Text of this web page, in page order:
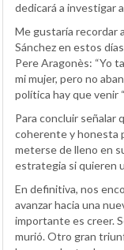
dedicará a investigar
Me gustaría recordar
Sánchez en estos
Pere Aragonès: “Yo
mi mujer, pero no
política hay que venir
Para concluir señalar
coherente y honesta
meterse de lleno en
estrategia si quieren
En definitiva, nos
avanzar hacia una
importante es creer.
murió. Otro gran